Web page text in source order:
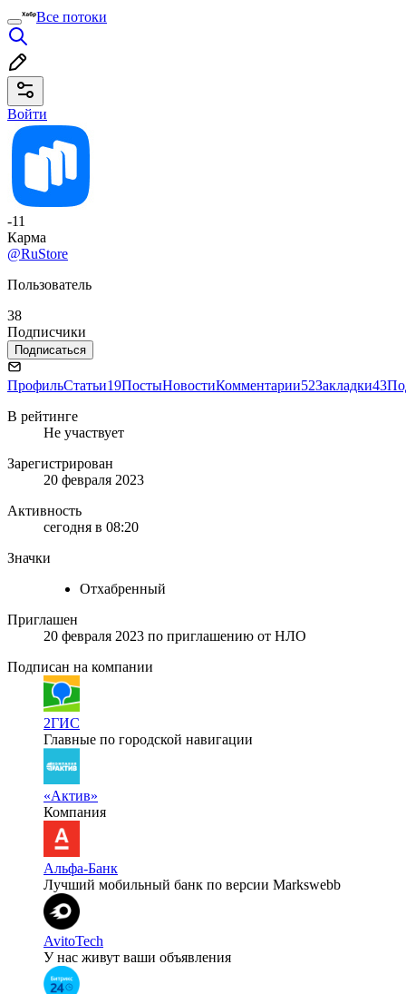
Все потоки
Войти
-11
Карма
@RuStore
Пользователь
38
Подписчики
Подписаться
ПрофильСтатьи19ПостыНовостиКомментарии52Закладки43
В рейтинге
Не участвует
Зарегистрирован
20 февраля 2023
Активность
сегодня в 08:20
Значки
Отхабренный
Приглашен
20 февраля 2023 по приглашению от НЛО
Подписан на компании
2ГИС
Главные по городской навигации
«Актив»
Компания
Альфа-Банк
Лучший мобильный банк по версии Markswebb
AvitoTech
У нас живут ваши объявления